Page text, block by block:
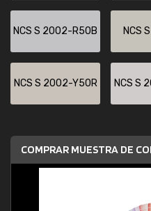
NCS S 2002-R50B NCS
NCS S 2002-Y50R NCS S
COMPRAR MUESTRA DE